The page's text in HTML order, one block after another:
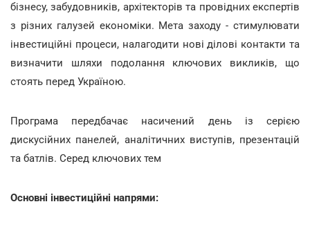
бізнесу, забудовників, архітекторів та провідних експертів
з різних галузей економіки. Мета заходу - стимулювати
інвестиційні процеси, налагодити нові ділові контакти та
визначити шляхи подолання ключових викликів, що
стоять перед Україною.
Програма передбачає насичений день із серією
дискусійних панелей, аналітичних виступів, презентацій
та батлів. Серед ключових тем
Основні інвестиційні напрями: